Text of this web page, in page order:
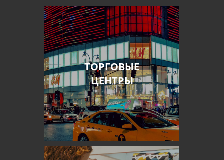
ТОРГОВЫЕ
ЦЕНТРЫ